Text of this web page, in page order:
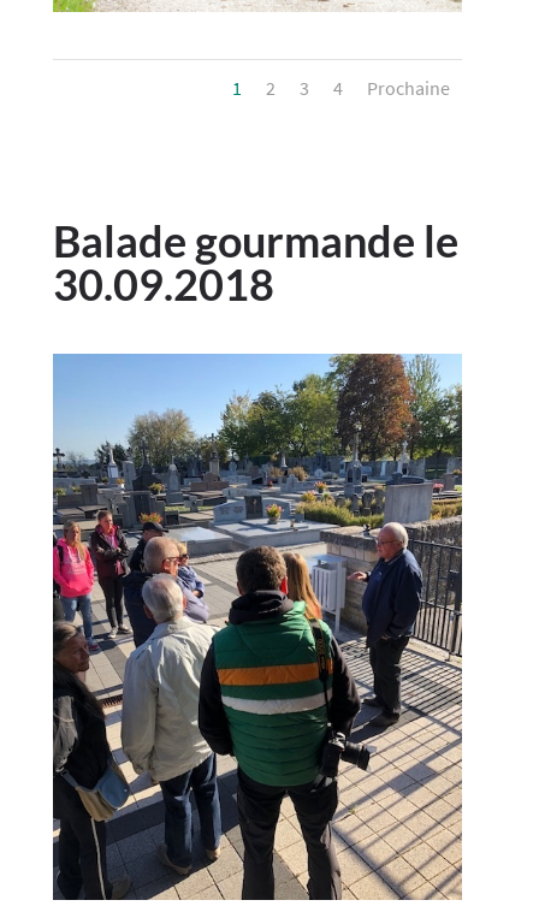
1 2 3 4 Prochaine
Balade gourmande le
30.09.2018